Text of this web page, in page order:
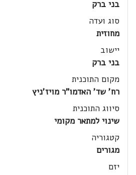
בני ברק
סוג ועדה
מחוזית
יישוב
בני ברק
מקום התוכנית
רח' שד' האדמו"ר מויז'ניץ
סיווג התוכנית
שינוי למתאר מקומי
קטגוריה
מגורים
יזם